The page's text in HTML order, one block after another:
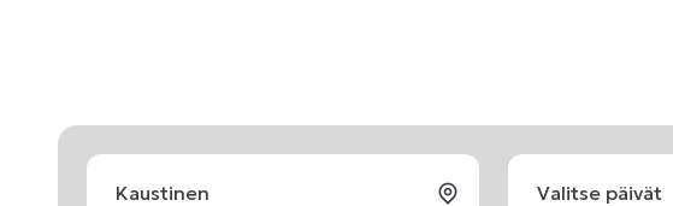
Valitse päivät